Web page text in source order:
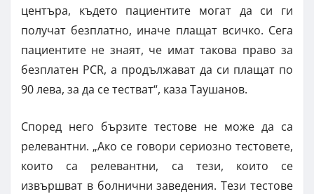
центъра, където пациентите могат да си ги
получат безплатно, иначе плащат всичко. Сега
пациентите не знаят, че имат такова право за
безплатен PCR, а продължават да си плащат по
90 лева, за да се тестват“, каза Таушанов.
Според него бързите тестове не може да са
релевантни. „Ако се говори сериозно тестовете,
които са релевантни, са тези, които се
извършват в болнични заведения. Тези тестове